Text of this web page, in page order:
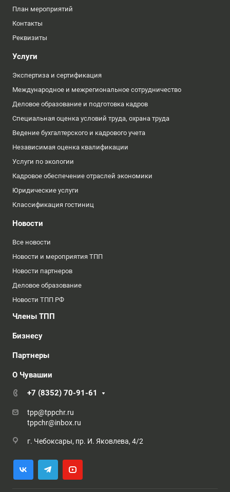
План мероприятий
Контакты
Реквизиты
Услуги
Экспертиза и сертификация
Международное и межрегиональное сотрудничество
Деловое образование и подготовка кадров
Специальная оценка условий труда, охрана труда
Ведение бухгалтерского и кадрового учета
Независимая оценка квалификации
Услуги по экологии
Кадровое обеспечение отраслей экономики
Юридические услуги
Классификация гостиниц
Новости
Все новости
Новости и мероприятия ТПП
Новости партнеров
Деловое образование
Новости ТПП РФ
Члены ТПП
Бизнесу
Партнеры
О Чувашии
+7 (8352) 70-91-61
tpp@tppchr.ru
tppchr@inbox.ru
г. Чебоксары, пр. И. Яковлева, 4/2